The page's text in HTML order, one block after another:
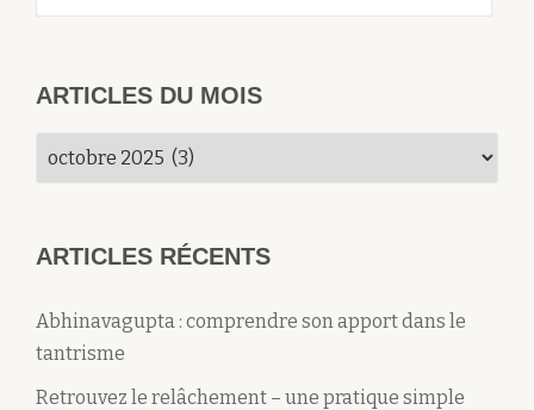
ARTICLES DU MOIS
Articles
du
ARTICLES RÉCENTS
Abhinavagupta : comprendre son apport dans le
tantrisme
Retrouvez le relâchement – une pratique simple